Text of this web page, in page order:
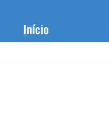
Início